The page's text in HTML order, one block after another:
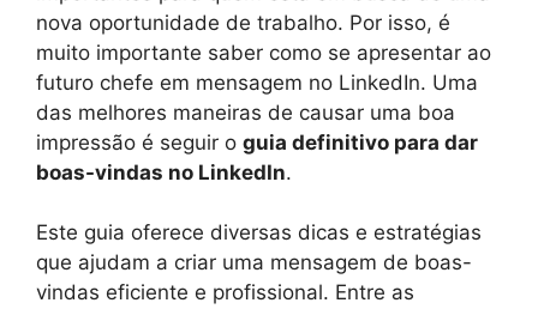
nova oportunidade de trabalho. Por isso, é
muito importante saber como se apresentar ao
futuro chefe em mensagem no LinkedIn. Uma
das melhores maneiras de causar uma boa
impressão é seguir o guia definitivo para dar
boas-vindas no LinkedIn.
Este guia oferece diversas dicas e estratégias
que ajudam a criar uma mensagem de boas-
vindas eficiente e profissional. Entre as